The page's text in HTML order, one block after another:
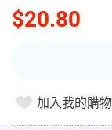
$20.80
加入我的購